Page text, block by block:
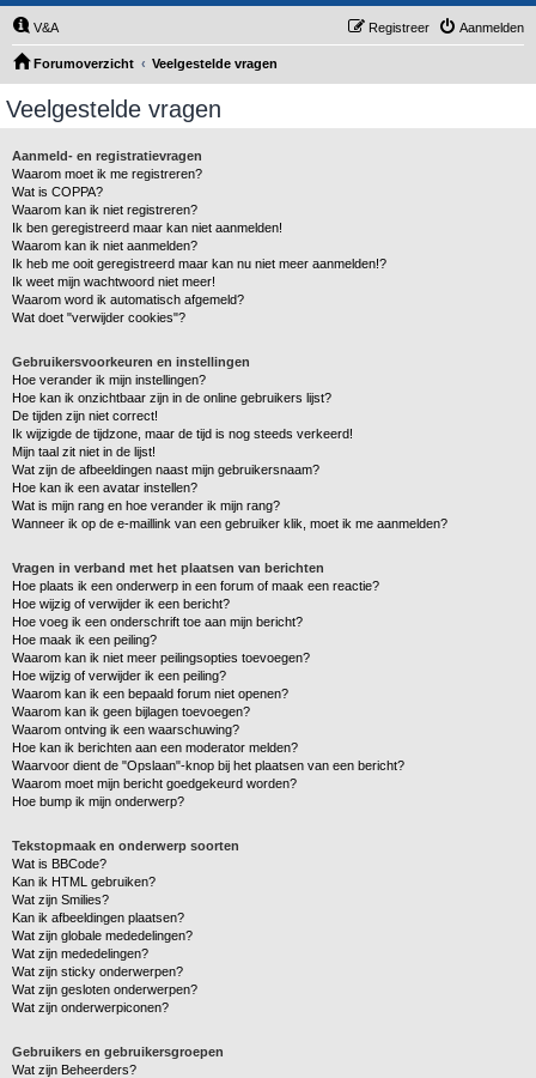
V&A Aanmelden
Registreer
Forumoverzicht Veelgestelde vragen
Veelgestelde vragen
Aanmeld- en registratievragen
Waarom moet ik me registreren?
Wat is COPPA?
Waarom kan ik niet registreren?
Ik ben geregistreerd maar kan niet aanmelden!
Waarom kan ik niet aanmelden?
Ik heb me ooit geregistreerd maar kan nu niet meer aanmelden!?
Ik weet mijn wachtwoord niet meer!
Waarom word ik automatisch afgemeld?
Wat doet "verwijder cookies"?
Gebruikersvoorkeuren en instellingen
Hoe verander ik mijn instellingen?
Hoe kan ik onzichtbaar zijn in de online gebruikers lijst?
De tijden zijn niet correct!
Ik wijzigde de tijdzone, maar de tijd is nog steeds verkeerd!
Mijn taal zit niet in de lijst!
Wat zijn de afbeeldingen naast mijn gebruikersnaam?
Hoe kan ik een avatar instellen?
Wat is mijn rang en hoe verander ik mijn rang?
Wanneer ik op de e-maillink van een gebruiker klik, moet ik me aanmelden?
Vragen in verband met het plaatsen van berichten
Hoe plaats ik een onderwerp in een forum of maak een reactie?
Hoe wijzig of verwijder ik een bericht?
Hoe voeg ik een onderschrift toe aan mijn bericht?
Hoe maak ik een peiling?
Waarom kan ik niet meer peilingsopties toevoegen?
Hoe wijzig of verwijder ik een peiling?
Waarom kan ik een bepaald forum niet openen?
Waarom kan ik geen bijlagen toevoegen?
Waarom ontving ik een waarschuwing?
Hoe kan ik berichten aan een moderator melden?
Waarvoor dient de "Opslaan"-knop bij het plaatsen van een bericht?
Waarom moet mijn bericht goedgekeurd worden?
Hoe bump ik mijn onderwerp?
Tekstopmaak en onderwerp soorten
Wat is BBCode?
Kan ik HTML gebruiken?
Wat zijn Smilies?
Kan ik afbeeldingen plaatsen?
Wat zijn globale mededelingen?
Wat zijn mededelingen?
Wat zijn sticky onderwerpen?
Wat zijn gesloten onderwerpen?
Wat zijn onderwerpiconen?
Gebruikers en gebruikersgroepen
Wat zijn Beheerders?